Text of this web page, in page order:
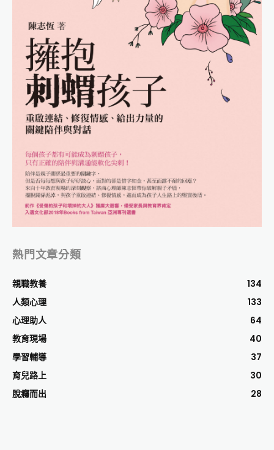
熱門文章分類
親職教養
134
人類心理
133
心理助人
64
教育現場
40
學習輔導
37
育兒路上
30
脫癮而出
28